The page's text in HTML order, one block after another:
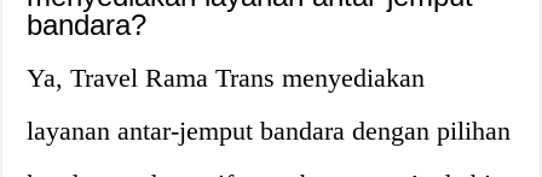
bandara?
Ya, Travel Rama Trans menyediakan
layanan antar-jemput bandara dengan pilihan